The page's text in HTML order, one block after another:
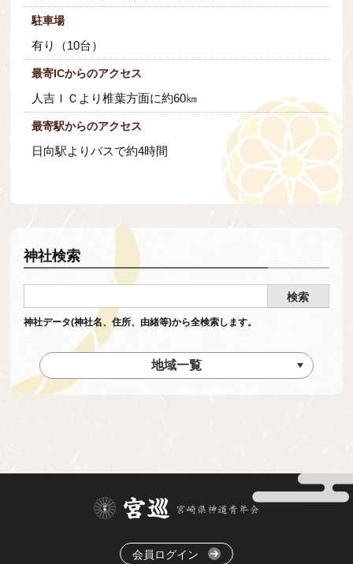
駐車場
有り（10台）
最寄ICからのアクセス
人吉ＩＣより椎葉方面に約60㎞
最寄駅からのアクセス
日向駅よりバスで約4時間
神社検索
神社データ(神社名、住所、由緒等)から全検索します。
地域一覧
会員ログイン